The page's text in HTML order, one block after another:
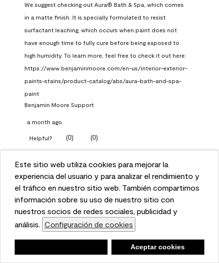
This website uses cookies to enhance user experience
and to analyze performance and traffic on our website.
We also share information about your use of our site
with our social media, advertising, and analytics
partners. Cookie Settings
Accept Cookies
Este sitio web utiliza cookies para mejorar la
experiencia del usuario y para analizar el rendimiento y
el tráfico en nuestro sitio web. También compartimos
información sobre su uso de nuestro sitio con
nuestros socios de redes sociales, publicidad y
análisis. Configuración de cookies
Aceptar cookies
We suggest checking out Aura® Bath & Spa, which comes
in a matte finish. It is specially formulated to resist
surfactant leaching, which occurs when paint does not
have enough time to fully cure before being exposed to
high humidity. To learn more, feel free to check it out here:
https://www.benjaminmoore.com/en-us/interior-exterior-
paints-stains/product-catalog/abs/aura-bath-and-spa-
paint
Benjamin Moore Support
a month ago
Helpful? (0) (0)
Q: What Aura paint color
should I use in north facing
entryway?
a month ago